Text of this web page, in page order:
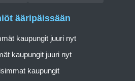
ääripäissään
kaupungit juuri nyt
kaupungit juuri nyt
kaupungit